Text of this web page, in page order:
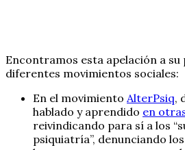
Encontramos esta apelación a
diferentes movimientos sociales:
En el movimiento AlterPsiq,
hablado y aprendido en
reivindicando para sí a los
psiquiatría”, denunciando